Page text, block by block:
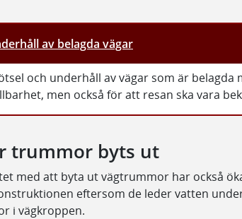
av belagda vägar
och underhåll av vägar som är belagda
men också för att resan ska vara
trummor byts ut
med att byta ut vägtrummor har också
eftersom de leder vatten
i vägkroppen.